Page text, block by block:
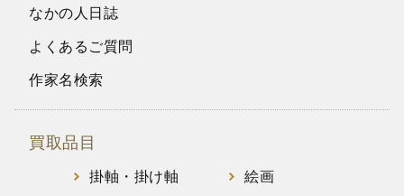
なかの人日誌
よくあるご質問
作家名検索
買取品目
掛軸・掛け軸
絵画